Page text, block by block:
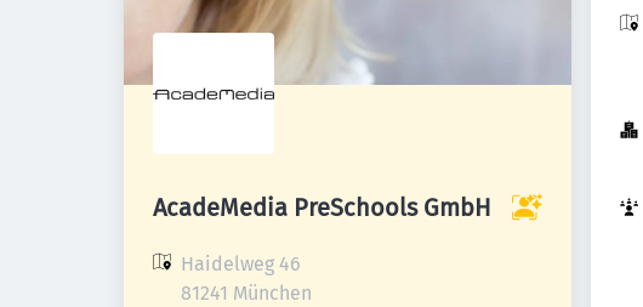
AcadeMedia PreSchools GmbH
Haidelweg 46
81241 München